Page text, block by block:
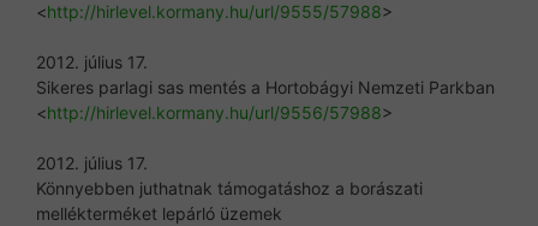
<http://hirlevel.kormany.hu/url/9555/57988>
2012. július 17.
Sikeres parlagi sas mentés a Hortobágyi Nemzeti Parkban
<http://hirlevel.kormany.hu/url/9556/57988>
2012. július 17.
Könnyebben juthatnak támogatáshoz a borászati
mellékterméket lepárló üzemek